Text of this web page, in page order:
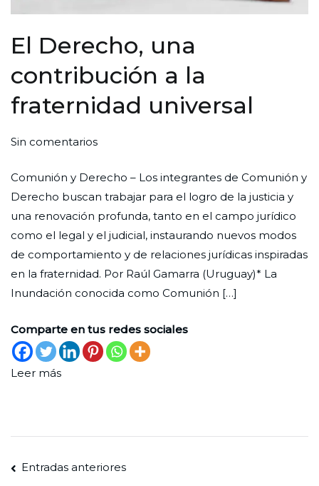
El Derecho, una
contribución a la
fraternidad universal
Por
Ciudad
Nueva
Publicada
30
de
agosto
de
2024
Publicada
Cultura
Sin comentariosen
Derecho,
una
contribución a
la
fraternidad
universal
Comunión y Derecho – Los integrantes de Comunión y
Derecho buscan trabajar para el logro de la justicia y
una renovación profunda, tanto en el campo jurídico
como el legal y el judicial, instaurando nuevos modos
de comportamiento y de relaciones jurídicas inspiradas
en la fraternidad. Por Raúl Gamarra (Uruguay)* La
Inundación conocida como Comunión […]
Comparte en tus redes sociales
Leer más
Navegación
Entradas anteriores